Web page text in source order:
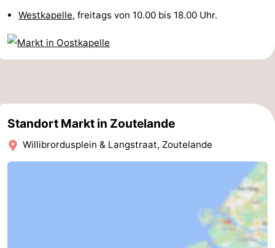
Medizin
Adressen
Region
Schouwen-
Duiveland
-
Westkapelle, freitags von 10.00 bis 18.00 Uhr.
Standort Markt in Zoutelande
Willibrordusplein & Langstraat, Zoutelande